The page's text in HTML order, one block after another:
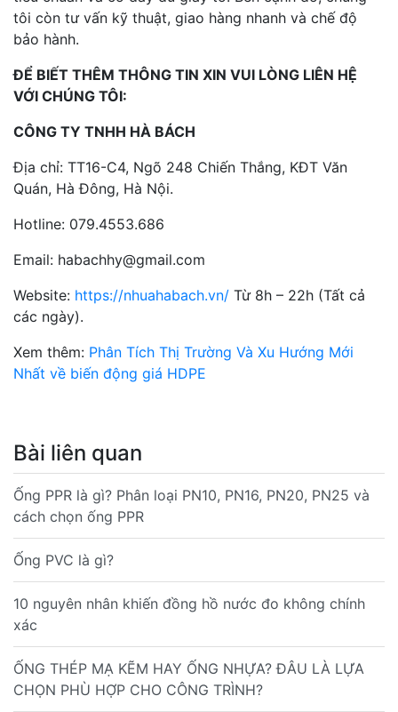
tôi còn tư vấn kỹ thuật, giao hàng nhanh và chế độ
bảo hành.
ĐỂ BIẾT THÊM THÔNG TIN XIN VUI LÒNG LIÊN HỆ
VỚI CHÚNG TÔI:
CÔNG TY TNHH HÀ BÁCH
Địa chỉ: TT16-C4, Ngõ 248 Chiến Thắng, KĐT Văn
Quán, Hà Đông, Hà Nội.
Hotline: 079.4553.686
Email: habachhy@gmail.com
Website: https://nhuahabach.vn/ Từ 8h – 22h (Tất cả
các ngày).
Xem thêm: Phân Tích Thị Trường Và Xu Hướng Mới
Nhất về biến động giá HDPE
Bài liên quan
Ống PPR là gì? Phân loại PN10, PN16, PN20, PN25 và
cách chọn ống PPR
Ống PVC là gì?
10 nguyên nhân khiến đồng hồ nước đo không chính
xác
ỐNG THÉP MẠ KẼM HAY ỐNG NHỰA? ĐÂU LÀ LỰA
CHỌN PHÙ HỢP CHO CÔNG TRÌNH?